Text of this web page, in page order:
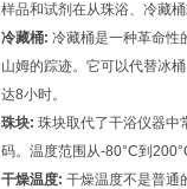
样品和试剂在从珠浴、冷藏
冷藏桶: 冷藏桶是一种革命性
山姆的踪迹。它可以代替冰
达8小时。
珠块: 珠块取代了干浴仪器中
码。温度范围从-80°C到
干燥温度: 干燥温度不是普通